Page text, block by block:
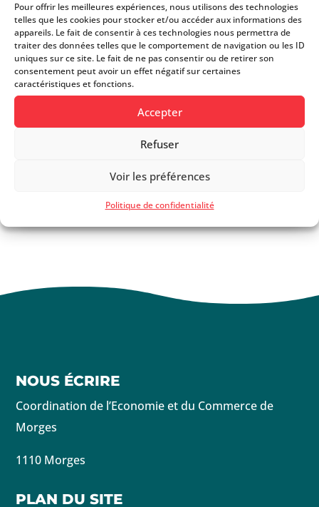
Pour offrir les meilleures expériences, nous utilisons des technologies
telles que les cookies pour stocker et/ou accéder aux informations des
appareils. Le fait de consentir à ces technologies nous permettra de
traiter des données telles que le comportement de navigation ou les ID
uniques sur ce site. Le fait de ne pas consentir ou de retirer son
consentement peut avoir un effet négatif sur certaines
caractéristiques et fonctions.
Accepter
Refuser
Voir les préférences
Politique de confidentialité
NOUS ÉCRIRE
Coordination de l’Economie et du Commerce de
Morges
1110 Morges
PLAN DU SITE